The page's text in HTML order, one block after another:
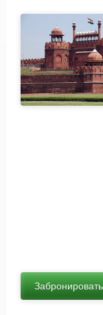
Забронировать